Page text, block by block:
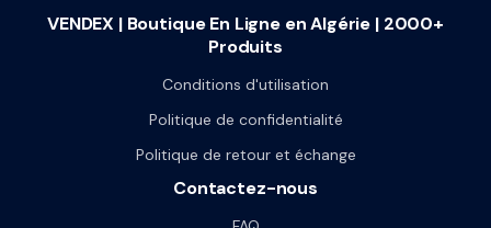
VENDEX | Boutique En Ligne en Algérie | 2000+
Produits
Conditions d'utilisation
Politique de confidentialité
Politique de retour et échange
Contactez-nous